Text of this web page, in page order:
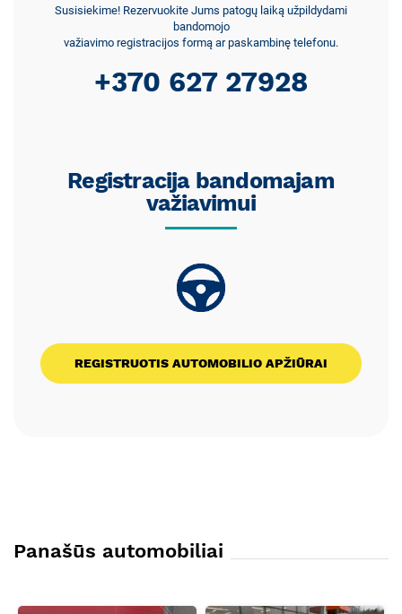
Susisiekime! Rezervuokite Jums patogų laiką užpildydami
bandomojo
važiavimo registracijos formą ar paskambinę telefonu.
+370 627 27928
Registracija bandomajam
važiavimui
REGISTRUOTIS AUTOMOBILIO APŽIŪRAI
Panašūs automobiliai